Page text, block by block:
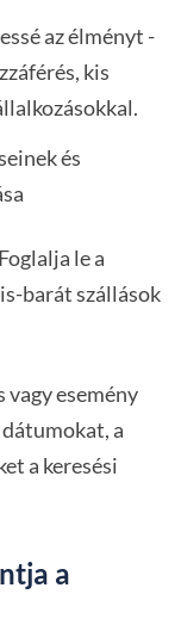
az élményt -
kis
és
le a
barát szállások
vagy esemény
a
a keresési
a